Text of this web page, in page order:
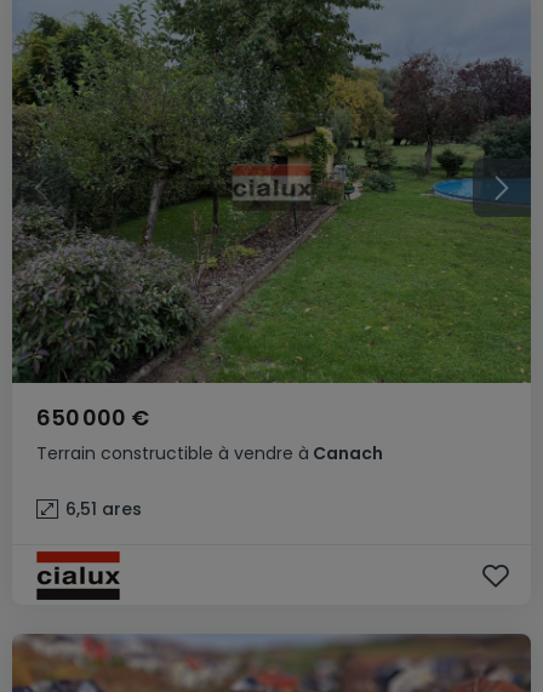
Terrain constructible à vendre à Canach
650 000 €
6,51 ares